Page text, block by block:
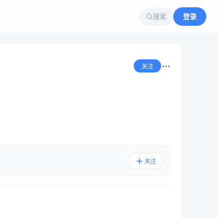
搜索 登录
关注
关注